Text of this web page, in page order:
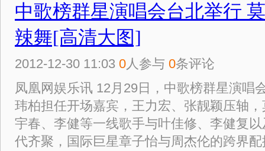
中歌榜群星演唱会台北举行
辣舞[高清大图]
2012-12-30 11:03 0人参与 0条评论
凤凰网娱乐讯 12月29日，中歌榜群星演唱
玮柏担任开场嘉宾，王力宏、张靓颖压轴
宇春、李健等一线歌手与叶佳修、李健复
代齐聚，国际巨星章子怡与周杰伦的跨界